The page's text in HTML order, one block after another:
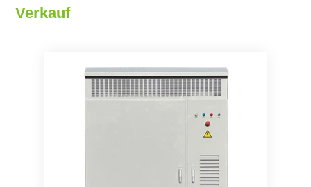
Verkauf